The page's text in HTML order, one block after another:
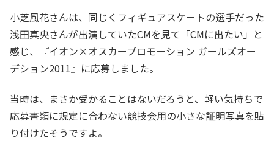
小芝風花さんは、同じくフィギュアスケートの選手だった
浅田真央さんが出演していたCMを見て「CMに出たい」と
感じ、『イオン×オスカープロモーション ガールズオー
デション2011』に応募しました。
当時は、まさか受かることはないだろうと、軽い気持ちで
応募書類に規定に合わない競技会用の小さな証明写真を貼
り付けたそうですよ。